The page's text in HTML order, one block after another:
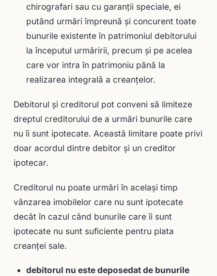
chirografari sau cu garanţii speciale, ei
putând urmări împreună şi concurent toate
bunurile existente în patrimoniul debitorului
la începutul urmăririi, precum şi pe acelea
care vor intra în patrimoniu până la
realizarea integrală a creanţelor.
Debitorul şi creditorul pot conveni să limiteze
dreptul creditorului de a urmări bunurile care
nu îi sunt ipotecate. Această limitare poate privi
doar acordul dintre debitor şi un creditor
ipotecar.
Creditorul nu poate urmări în acelaşi timp
vânzarea imobilelor care nu sunt ipotecate
decât în cazul când bunurile care îi sunt
ipotecate nu sunt suficiente pentru plata
creanţei sale.
debitorul nu este deposedat de bunurile